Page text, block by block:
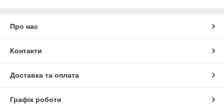
Про нас
Контакти
Доставка та оплата
Графік роботи